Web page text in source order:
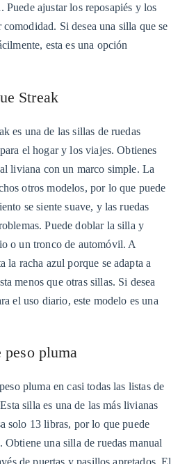
ajustar los reposapiés y los
Si desea una silla que se
esta es una opción
Streak
es una de las sillas de ruedas
el hogar y los viajes. Obtienes
liviana con un marco simple. La
otros modelos, por lo que puede
se siente suave, y las ruedas
Puede doblar la silla y
o un tronco de automóvil. A
la racha azul porque se adapta a
menos que otras sillas. Si desea
el uso diario, este modelo es una
peso pluma
pluma en casi todas las listas de
silla es una de las más livianas
solo 13 libras, por lo que puede
una silla de ruedas manual
de puertas y pasillos apretados. El